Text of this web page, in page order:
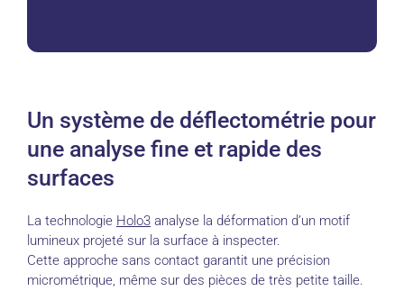
Un système de déflectométrie pour
une analyse fine et rapide des
surfaces
La technologie Holo3 analyse la déformation d’un motif
lumineux projeté sur la surface à inspecter.
Cette approche sans contact garantit une précision
micrométrique, même sur des pièces de très petite taille.